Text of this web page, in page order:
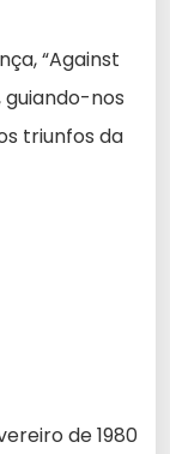
“Against
guiando-nos
triunfos da
de 1980